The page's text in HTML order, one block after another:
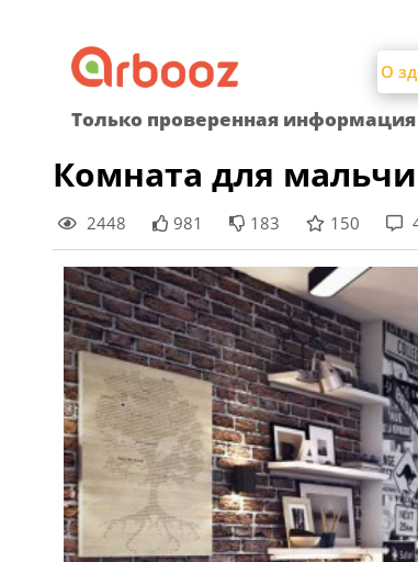
content
О
Только проверенная информация
Комната для
2448 981 183 150